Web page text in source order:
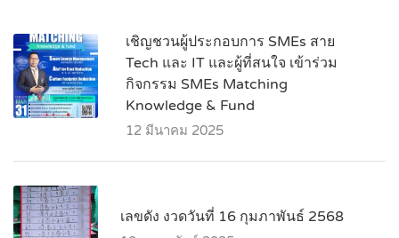
เชิญชวนผู้ประกอบการ SMEs สาย
Tech และ IT และผู้ที่สนใจ เข้าร่วม
กิจกรรม SMEs Matching
Knowledge & Fund
12 มีนาคม 2025
เลขดัง งวดวันที่ 16 กุมภาพันธ์ 2568